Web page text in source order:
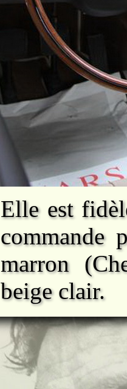
Elle est
commande
marron
beige clair.